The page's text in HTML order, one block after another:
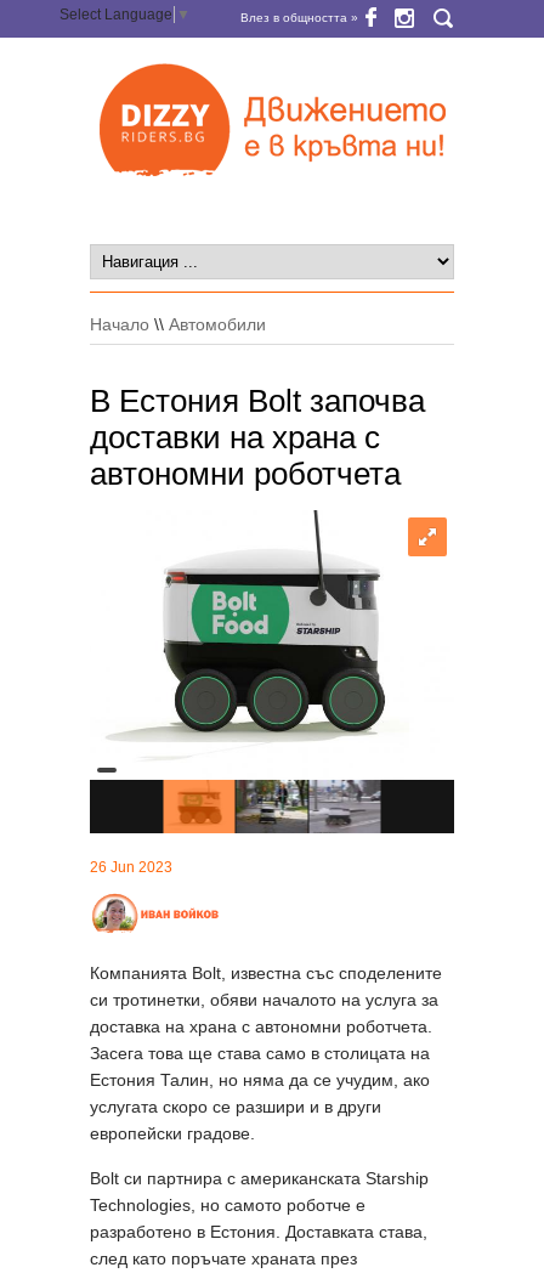
Select Language ▼ Влез в общността »
Начало \\ Автомобили
В Естония Bolt започва
доставки на храна с
автономни роботчета
26 Jun 2023
Компанията Bolt, известна със споделените
си тротинетки, обяви началото на услуга за
доставка на храна с автономни роботчета.
Засега това ще става само в столицата на
Естония Талин, но няма да се учудим, ако
услугата скоро се разшири и в други
европейски градове.
Bolt си партнира с американската Starship
Technologies, но самото роботче е
разработено в Естония. Доставката става,
след като поръчате храната през